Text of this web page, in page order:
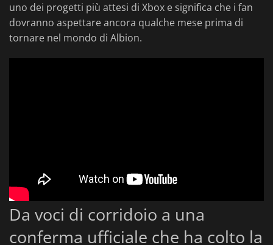
uno dei progetti più attesi di Xbox e significa che i fan
dovranno aspettare ancora qualche mese prima di
tornare nel mondo di Albion.
Da voci di corridoio a una
conferma ufficiale che ha colto la